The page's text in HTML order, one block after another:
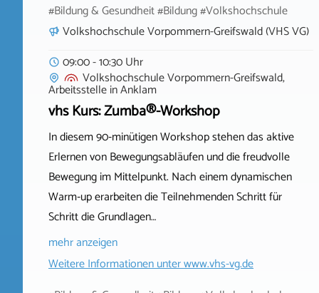
#Bildung & Gesundheit #Bildung #Volkshochschule
Volkshochschule Vorpommern-Greifswald (VHS VG)
09:00 - 10:30 Uhr
Volkshochschule Vorpommern-Greifswald,
ArbeitsstelleinAnklam
vhs Kurs: Zumba®-Workshop
In diesem 90‑minütigen Workshop stehen das aktive
Erlernen von Bewegungsabläufen und die freudvolle
Bewegung im Mittelpunkt. Nach einem dynamischen
Warm‑up erarbeiten die Teilnehmenden Schritt für
Schritt die Grundlagen…
mehr anzeigen
Weitere Informationen unterwww.vhs-vg.de